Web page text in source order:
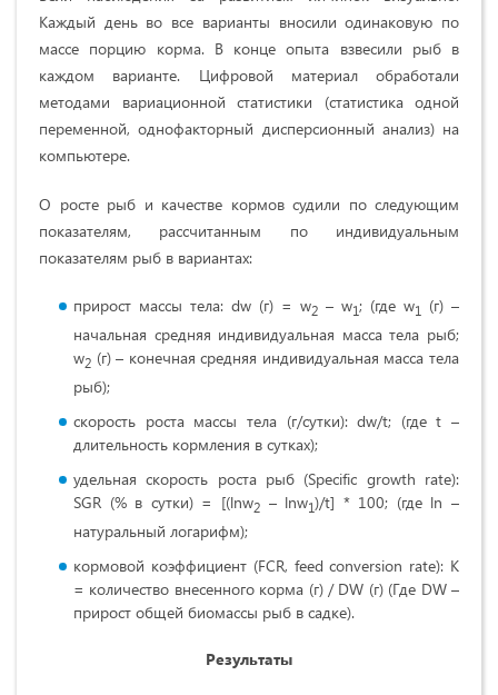
Каждый день во все варианты вносили одинаковую по
массе порцию корма. В конце опыта взвесили рыб в
каждом варианте. Цифровой материал обработали
методами вариационной статистики (статистика одной
переменной, однофакторный дисперсионный анализ) на
компьютере.
О росте рыб и качестве кормов судили по следующим
показателям, рассчитанным по индивидуальным
показателям рыб в вариантах:
прирост массы тела: dw (г) = w2 – w1; (где w1 (г) –
начальная средняя индивидуальная масса тела рыб;
w2 (г) – конечная средняя индивидуальная масса тела
рыб);
скорость роста массы тела (г/сутки): dw/t; (где t –
длительность кормления в сутках);
удельная скорость роста рыб (Specific growth rate):
SGR (% в сутки) = [(lnw2– lnw1)/t] * 100; (где ln –
натуральный логарифм);
кормовой коэффициент (FCR, feed conversion rate): К
= количество внесенного корма (г) / DW (г) (Где DW –
прирост общей биомассы рыб в садке).
Результаты